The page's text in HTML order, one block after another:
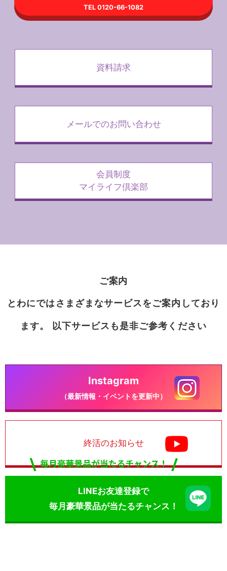
TEL 0120-66-1082
資料請求
メールでのお問い合わせ
会員制度
マイライフ倶楽部
ご案内
とわにではさまざまなサービスをご案内しており
ます。 以下サービスも是非ご参考ください
Instagram
（最新情報・イベントを更新中）
終活のお知らせ
LINEお友達登録で
毎月豪華景品が当たるチャンス！